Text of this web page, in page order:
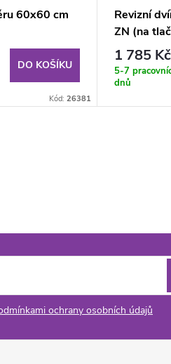
60x60 cm
DO KOŠÍKU
Kód: 26381
Revizní
ZN (na
1 785 Kč
5-7
dnů
ochrany osobních údajů